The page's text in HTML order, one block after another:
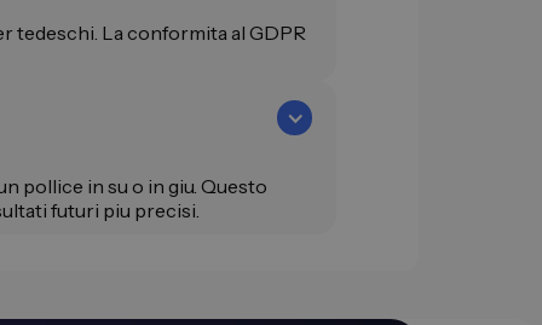
tedeschi. La conformita al GDPR
pollice in su o in giu. Questo
futuri piu precisi.